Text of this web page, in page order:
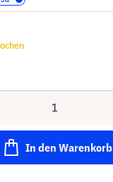
In den Warenkorb